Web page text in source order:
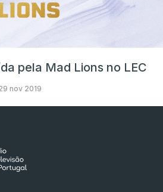
pela Mad Lions no LEC
nov 2019